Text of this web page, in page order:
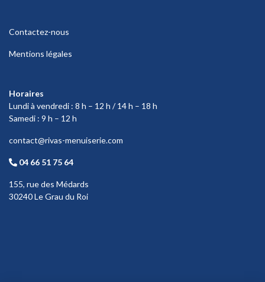
Contactez-nous
Mentions légales
Horaires
Lundi à vendredi : 8 h – 12 h / 14 h – 18 h
Samedi : 9 h – 12 h
contact@rivas-menuiserie.com
04 66 51 75 64
155, rue des Médards
30240 Le Grau du Roi